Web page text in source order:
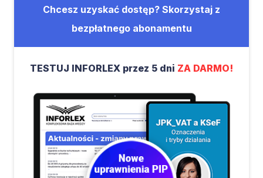
Chcesz uzyskać dostęp? Skorzystaj z
bezpłatnego abonamentu
TESTUJ INFORLEX przez 5 dni ZA DARMO!